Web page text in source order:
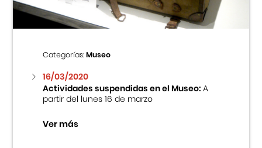
Categorías:Museo
16/03/2020
Actividades suspendidas en el Museo:A
partir del lunes 16 de marzo
Ver más